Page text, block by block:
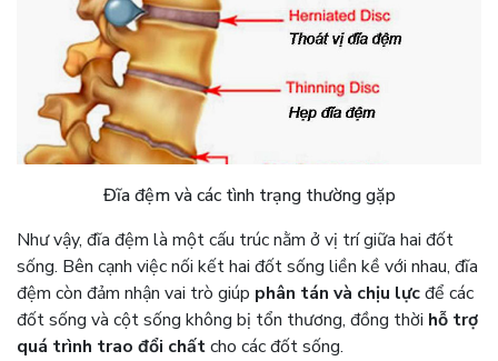
Đĩa đệm và các tình trạng thường gặp
Như vậy, đĩa đệm là một cấu trúc nằm ở vị trí giữa hai đốt
sống. Bên cạnh việc nối kết hai đốt sống liền kề với nhau, đĩa
đệm còn đảm nhận vai trò giúp phân tán và chịu lựcđể các
đốt sống và cột sống không bị tổn thương, đồng thời hỗ trợ
quá trình trao đổi chấtcho các đốt sống.